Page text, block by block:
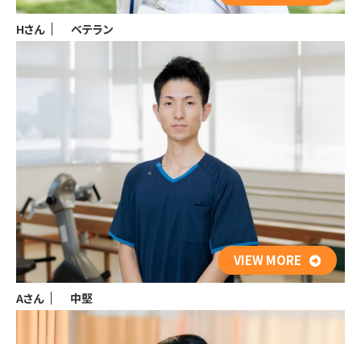
Hさん ベテラン
VIEW MORE
Aさん 中堅